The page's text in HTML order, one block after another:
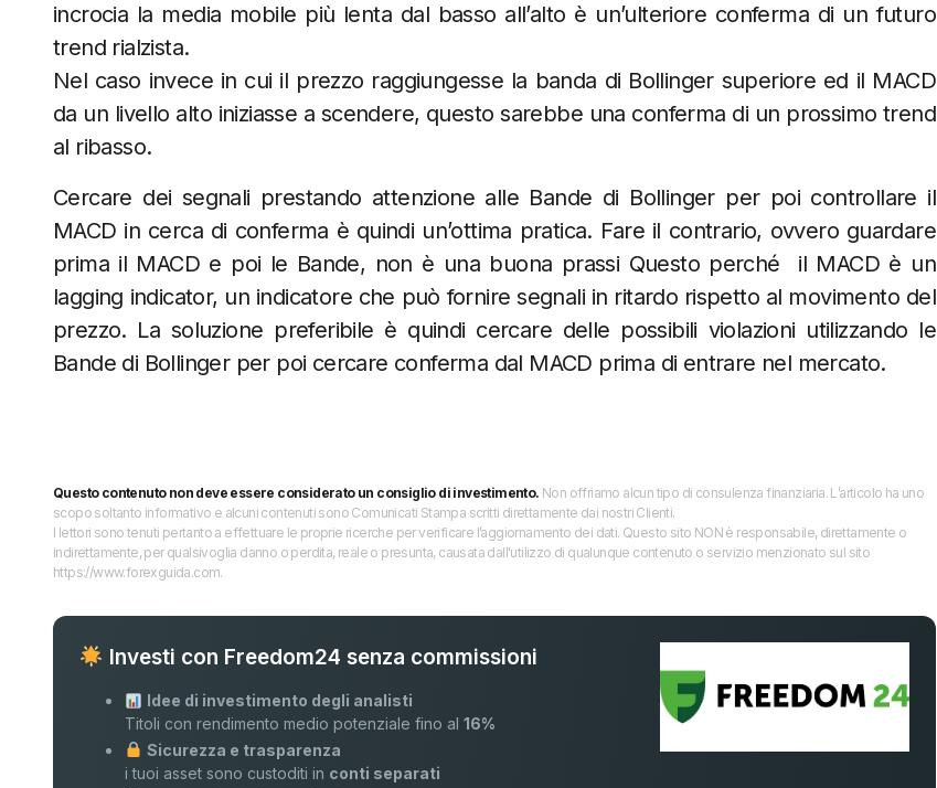
incrocia la media mobile più lenta dal basso all’alto è un’ulteriore conferma di un futuro
trend rialzista.
Nel caso invece in cui il prezzo raggiungesse la banda di Bollinger superiore ed il MACD
da un livello alto iniziasse a scendere, questo sarebbe una conferma di un prossimo trend
al ribasso.
Cercare dei segnali prestando attenzione alle Bande di Bollinger per poi controllare il
MACD in cerca di conferma è quindi un’ottima pratica. Fare il contrario, ovvero guardare
prima il MACD e poi le Bande, non è una buona prassi Questo perché il MACD è un
lagging indicator, un indicatore che può fornire segnali in ritardo rispetto al movimento del
prezzo. La soluzione preferibile è quindi cercare delle possibili violazioni utilizzando le
Bande di Bollinger per poi cercare conferma dal MACD prima di entrare nel mercato.
Questo contenuto non deve essere considerato un consiglio di investimento. Non offriamo alcun tipo di consulenza finanziaria. L’articolo ha uno
scopo soltanto informativo e alcuni contenuti sono Comunicati Stampa scritti direttamente dai nostri Clienti.
I lettori sono tenuti pertanto a effettuare le proprie ricerche per verificare l’aggiornamento dei dati. Questo sito NON è responsabile, direttamente o
indirettamente, per qualsivoglia danno o perdita, reale o presunta, causata dall'utilizzo di qualunque contenuto o servizio menzionato sul sito
https://www.forexguida.com.
Investi con Freedom24 senza commissioni
Idee di investimento degli analisti
Titoli con rendimento medio potenziale fino al16%
Sicurezza e trasparenza
i tuoi asset sono custoditi in conti separati